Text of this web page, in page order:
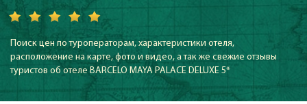
Поиск цен по туроператорам, характеристики отеля,
расположение на карте, фото и видео, а так же свежие отзывы
туристов об отеле BARCELO MAYA PALACE DELUXE 5*